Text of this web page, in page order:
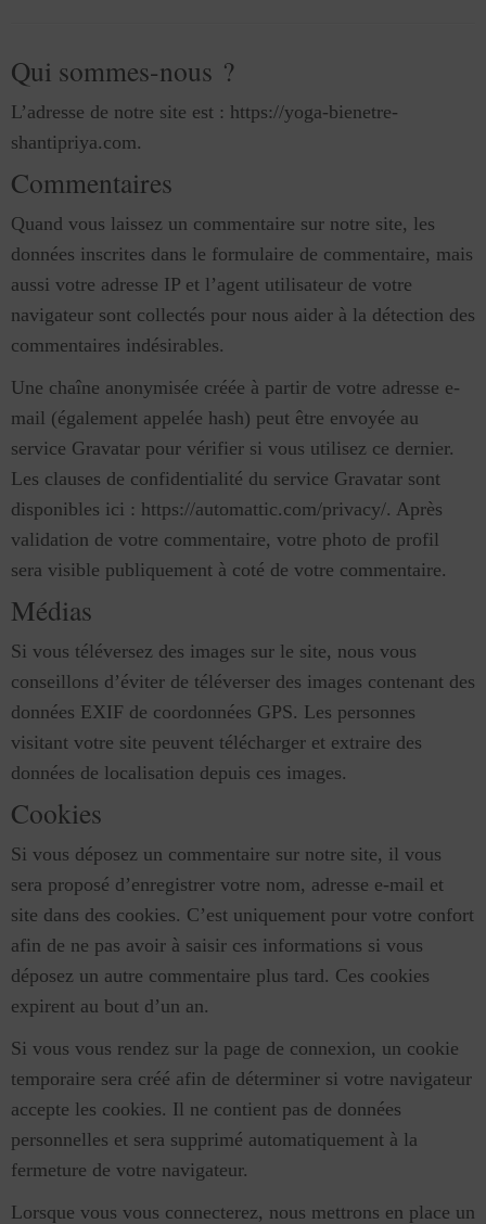
Qui sommes-nous ?
L’adresse de notre site est : https://yoga-bienetre-
shantipriya.com.
Commentaires
Quand vous laissez un commentaire sur notre site, les
données inscrites dans le formulaire de commentaire, mais
aussi votre adresse IP et l’agent utilisateur de votre
navigateur sont collectés pour nous aider à la détection des
commentaires indésirables.
Une chaîne anonymisée créée à partir de votre adresse e-
mail (également appelée hash) peut être envoyée au
service Gravatar pour vérifier si vous utilisez ce dernier.
Les clauses de confidentialité du service Gravatar sont
disponibles ici : https://automattic.com/privacy/. Après
validation de votre commentaire, votre photo de profil
sera visible publiquement à coté de votre commentaire.
Médias
Si vous téléversez des images sur le site, nous vous
conseillons d’éviter de téléverser des images contenant des
données EXIF de coordonnées GPS. Les personnes
visitant votre site peuvent télécharger et extraire des
données de localisation depuis ces images.
Cookies
Si vous déposez un commentaire sur notre site, il vous
sera proposé d’enregistrer votre nom, adresse e-mail et
site dans des cookies. C’est uniquement pour votre confort
afin de ne pas avoir à saisir ces informations si vous
déposez un autre commentaire plus tard. Ces cookies
expirent au bout d’un an.
Si vous vous rendez sur la page de connexion, un cookie
temporaire sera créé afin de déterminer si votre navigateur
accepte les cookies. Il ne contient pas de données
personnelles et sera supprimé automatiquement à la
fermeture de votre navigateur.
Lorsque vous vous connecterez, nous mettrons en place un